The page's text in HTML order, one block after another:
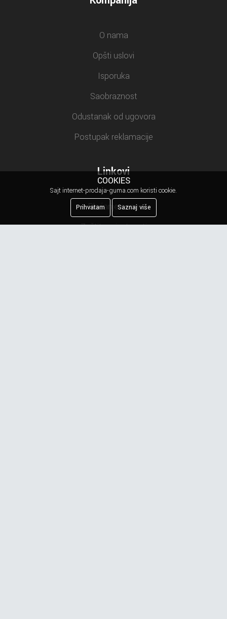
O nama
Opšti uslovi
Isporuka
Saobraznost
Odustanak od ugovora
Postupak reklamacije
Linkovi
Plaćanje cene
Zaštita privatnosti
COOKIES
Sajt internet-prodaja-guma.com koristi cookie.
Prihvatam
Saznaj više